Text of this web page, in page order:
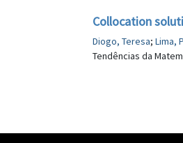
Collocation
Diogo, Teresa; Lima,
Tendências da